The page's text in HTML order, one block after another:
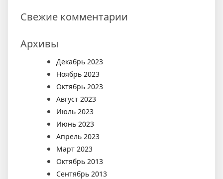
Свежие комментарии
Архивы
Декабрь 2023
Ноябрь 2023
Октябрь 2023
Август 2023
Июль 2023
Июнь 2023
Апрель 2023
Март 2023
Октябрь 2013
Сентябрь 2013